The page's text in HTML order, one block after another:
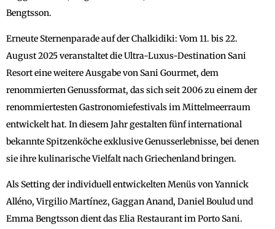
Bengtsson.
Erneute Sternenparade auf der Chalkidiki: Vom 11. bis 22.
August 2025 veranstaltet die Ultra-Luxus-Destination Sani
Resort eine weitere Ausgabe von Sani Gourmet, dem
renommierten Genussformat, das sich seit 2006 zu einem der
renommiertesten Gastronomiefestivals im Mittelmeerraum
entwickelt hat. In diesem Jahr gestalten fünf international
bekannte Spitzenköche exklusive Genusserlebnisse, bei denen
sie ihre kulinarische Vielfalt nach Griechenland bringen.
Als Setting der individuell entwickelten Menüs von Yannick
Alléno, Virgilio Martínez, Gaggan Anand, Daniel Boulud und
Emma Bengtsson dient das Elia Restaurant im Porto Sani.